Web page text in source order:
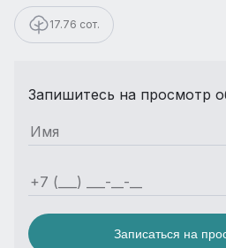
17.76 сот.
Запишитесь на просмотр
Записаться на